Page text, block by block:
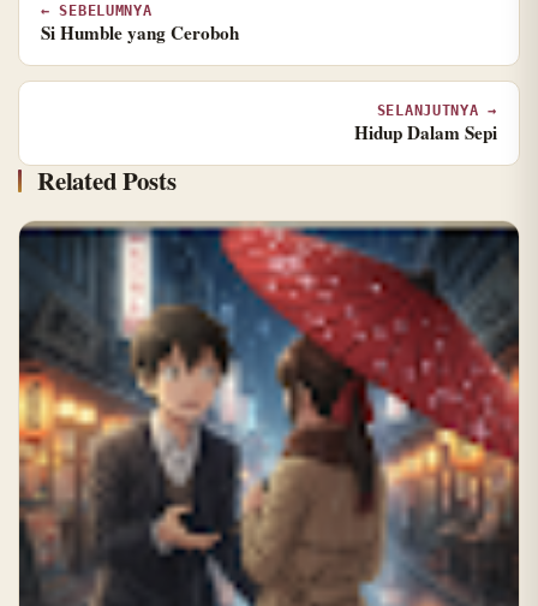
← SEBELUMNYA
Si Humble yang Ceroboh
SELANJUTNYA →
Hidup Dalam Sepi
Related Posts